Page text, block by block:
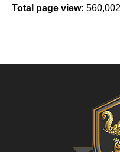
Total page view: 560,002